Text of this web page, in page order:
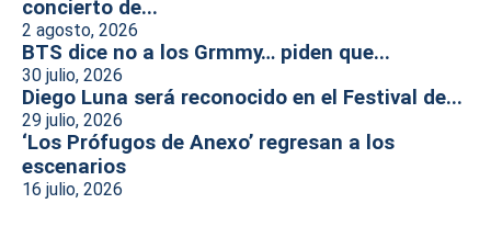
concierto de...
2 agosto, 2026
BTS dice no a los Grmmy… piden que...
30 julio, 2026
Diego Luna será reconocido en el Festival de...
29 julio, 2026
‘Los Prófugos de Anexo’ regresan a los
escenarios
16 julio, 2026